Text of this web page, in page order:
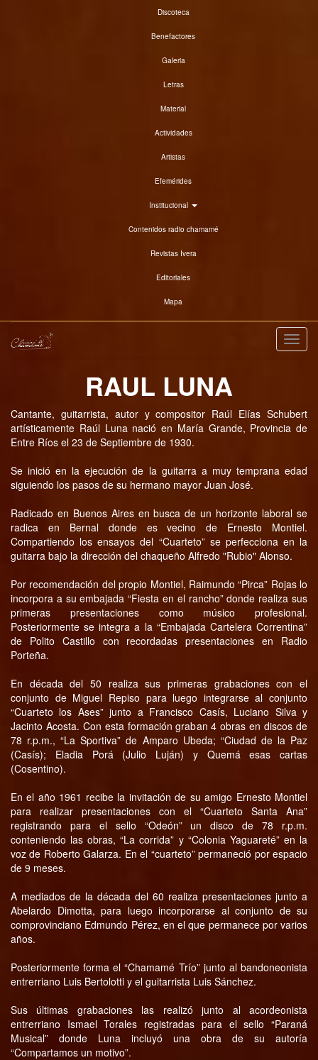
Discoteca
Benefactores
Galeria
Letras
Material
Actividades
Artistas
Efemérides
Institucional
Contenidos radio chamamé
Revistas Ivera
Editoriales
Mapa
RAUL LUNA
Cantante, guitarrista, autor y compositor Raúl Elías Schubert
artísticamente Raúl Luna nació en María Grande, Provincia de
Entre Ríos el 23 de Septiembre de 1930.
Se inició en la ejecución de la guitarra a muy temprana edad
siguiendo los pasos de su hermano mayor Juan José.
Radicado en Buenos Aires en busca de un horizonte laboral se
radica en Bernal donde es vecino de Ernesto Montiel.
Compartiendo los ensayos del “Cuarteto” se perfecciona en la
guitarra bajo la dirección del chaqueño Alfredo "Rubio" Alonso.
Por recomendación del propio Montiel, Raimundo “Pirca” Rojas lo
incorpora a su embajada “Fiesta en el rancho” donde realiza sus
primeras presentaciones como músico profesional.
Posteriormente se integra a la “Embajada Cartelera Correntina”
de Polito Castillo con recordadas presentaciones en Radio
Porteña.
En década del 50 realiza sus primeras grabaciones con el
conjunto de Miguel Repiso para luego integrarse al conjunto
“Cuarteto los Ases” junto a Francisco Casís, Luciano Silva y
Jacinto Acosta. Con esta formación graban 4 obras en discos de
78 r.p.m., “La Sportiva” de Amparo Ubeda; “Ciudad de la Paz
(Casís); Eladia Porá (Julio Luján) y Quemá esas cartas
(Cosentino).
En el año 1961 recibe la invitación de su amigo Ernesto Montiel
para realizar presentaciones con el “Cuarteto Santa Ana”
registrando para el sello “Odeón” un disco de 78 r.p.m.
conteniendo las obras, “La corrida” y “Colonia Yaguareté” en la
voz de Roberto Galarza. En el “cuarteto” permaneció por espacio
de 9 meses.
A mediados de la década del 60 realiza presentaciones junto a
Abelardo Dimotta, para luego incorporarse al conjunto de su
comprovinciano Edmundo Pérez, en el que permanece por varios
años.
Posteriormente forma el “Chamamé Trío” junto al bandoneonista
entrerriano Luis Bertolotti y el guitarrista Luis Sánchez.
Sus últimas grabaciones las realizó junto al acordeonista
entrerriano Ismael Torales registradas para el sello “Paraná
Musical” donde Luna incluyó una obra de su autoría
“Compartamos un motivo”.